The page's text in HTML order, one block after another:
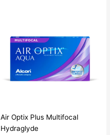
Air Optix Plus Multifocal
Hydraglyde